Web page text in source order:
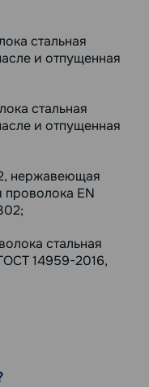
стальная
и отпущенная
стальная
и отпущенная
нержавеющая
EN
стальная
14959-2016,